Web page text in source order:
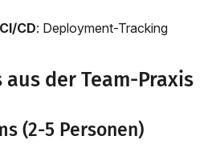
CD: Deployment-Tracking
aus der Team-Praxis
(2-5 Personen)